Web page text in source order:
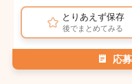
とりあえず保存
後でまとめてみる
応